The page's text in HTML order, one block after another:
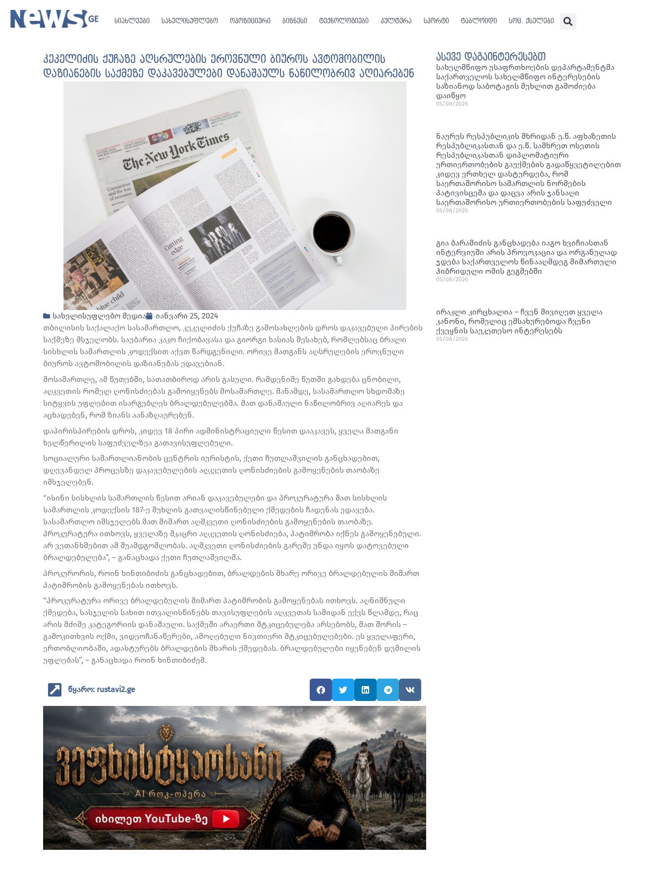
სიახლეები სახელისუფლებო ოპოზიციური ბიზნესი ტექნოლოგიები კულტურა სპორტი ტაბლოიდი სოც. ქსელები
კეკელიძის ქუჩაზე აღსრულების ეროვნული ბიუროს ავტომობილის
დაზიანების საქმეზე დაკავებულები დანაშაულს ნაწილობრივ აღიარებენ
სახელისუფლებო მედია
იანვარი 25, 2024
თბილისის საქალაქო სასამართლო, კეკელიძის ქუჩაზე გამოსახლების დროს დაკავებული პირების
საქმეზე მსჯელობს. საუბარია კაკო ჩიქობავასა და გიორგი ხასიას შესახებ, რომლებსაც ბრალი
სისხლის სამართლის კოდექსით აქვთ წარდგენილი. ორივე მათგანს აღსრულების ეროვნული
ბიუროს ავტომობილის დაზიანებას ედავებიან.
მოსამართლე, ამ წუთებში, სათათბიროდ არის გასული. რამდენიმე წუთში გახდება ცნობილი,
აღკვეთის რომელ ღონისძიებას გამოიყენებს მოსამართლე. მანამდე, სასამართლო სხდომაზე
სიტყვის უფლებით ისარგებლეს ბრალდებულებმა. მათ დანაშაული ნაწილობრივ აღიარეს და
აცხადებენ, რომ ზიანს აანაზღაურებენ.
დაპირისპირების დროს, კიდევ 18 პირი ადმინისტრაციული წესით დააკავეს, ყველა მათგანი
ხელწერილის საფუძველზეა გათავისუფლებული.
სოციალური სამართლიანობის ცენტრის იურისტის, ქეთი ჩუთლაშვილის განცხადებით,
დღევანდელ პროცესზე დაკავებულების აღკვეთის ღონისძიების გამოყენების თაობაზე
იმსჯელებენ.
“ისინი სისხლის სამართლის წესით არიან დაკავებულები და პროკურატურა მათ სისხლის
სამართლის კოდექსის 187-ე მუხლის გათვალისწინებული ქმედების ჩადენას ედავება.
სასამართლო იმსჯელებს მათ მიმართ აღმკვეთი ღონისძიების გამოყენების თაობაზე.
პროკურატურა ითხოვს, ყველაზე მკაცრი აღკვეთის ღონისძიება, პატიმრობა იქნეს გამოყენებული.
არ ვეთანხმებით ამ შუამდგომლობას. აღმკვეთი ღონისძიების გარეშე უნდა იყოს დატოვებული
ბრალდებულება”, – განაცხადა ქეთი ჩუთლაშვილმა.
პროკურორის, როინ ხინთიბიძის განცხადებით, ბრალდების მხარე ორივე ბრალდებულის მიმართ
პატიმრობის გამოყენებას ითხოვს.
“პროკურატურა ორივე ბრალდებულის მიმართ პატიმრობის გამოყენებას ითხოვს. აღნიშნული
ქმედება, სასჯელის სახით ითვალისწინებს თავისუფლების აღკვეთას სამიდან ექვს წლამდე, რაც
არის მძიმე კატეგორიის დანაშაული. საქმეში არაერთი მტკიცებულება არსებობს, მათ შორის –
გამოკითხვის ოქმი, ვიდეოჩანაწერები, ამოღებული ნივთიერი მტკიცებულებები. ეს ყველაფერი,
ერთობლიობაში, ადასტურებს ბრალდების მხარის ქმედებას. ბრალდებულები იყენებენ დუმილის
უფლებას”, – განაცხადა როინ ხინთიბიძემ.
წყარო: rustavi2.ge
ასევე დაგაინტერესებთ
სახელმწიფო უსაფრთხოების დეპარტამენტმა
საქართველოს სახელმწიფო ინტერესების
საზიანოდ საბოტაჟის მუხლით გამოძიება
დაიწყო
05/08/2026
ნაურუს რესპუბლიკის მხრიდან ე.წ. აფხაზეთის
რესპუბლიკასთან და ე.წ. სამხრეთ ოსეთის
რესპუბლიკასთან დიპლომატიური
ურთიერთობების გაუქმების გადაწყვეტილებით
კიდევ ერთხელ დასტურდება, რომ
საერთაშორისო სამართლის ნორმების
პატივისცემა და დაცვა არის ჯანსაღი
საერთაშორისო ურთიერთობების საფუძველი
05/08/2026
გია ბარამიძის განცხადება იაგო ხვიჩიასთან
ინტერვიუში არის პროვოკაცია და ორგანულად
ჯდება საქართველოს წინააღმდეგ მიმართული
ჰიბრიდული ომის გეგმებში
05/08/2026
ირაკლი კირცხალია – ჩვენ მივიღეთ ყველა
კანონი, რომელიც ემსახურებოდა ჩვენი
ქვეყნის საუკეთესო ინტერესებს
05/08/2026